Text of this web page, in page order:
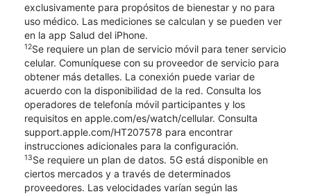
exclusivamente para propósitos de bienestar y no para
uso médico. Las mediciones se calculan y se pueden ver
en la app Salud del iPhone.
12Se requiere un plan de servicio móvil para tener servicio
celular. Comuníquese con su proveedor de servicio para
obtener más detalles. La conexión puede variar de
acuerdo con la disponibilidad de la red. Consulta los
operadores de telefonía móvil participantes y los
requisitos en apple.com/es/watch/cellular. Consulta
support.apple.com/HT207578 para encontrar
instrucciones adicionales para la configuración.
13Se requiere un plan de datos. 5G está disponible en
ciertos mercados y a través de determinados
proveedores. Las velocidades varían según las